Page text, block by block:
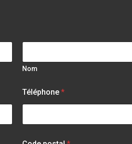
Nom
Téléphone *